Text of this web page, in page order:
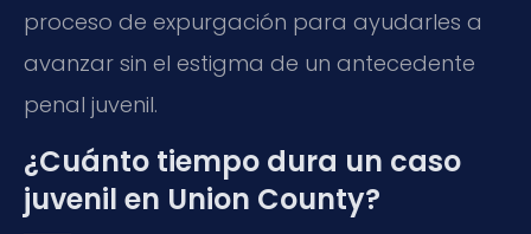
proceso de expurgación para ayudarles a
avanzar sin el estigma de un antecedente
penal juvenil.
¿Cuánto tiempo dura un caso
juvenil en Union County?